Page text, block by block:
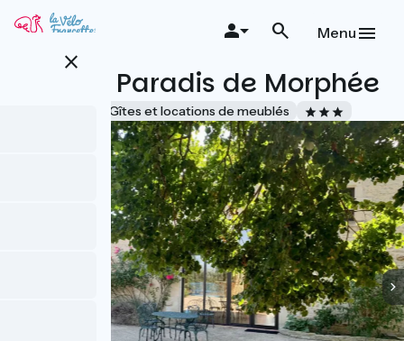
au
close
Menu
Le Petit Paradis de Morphée
Gîtes et locations de meublés